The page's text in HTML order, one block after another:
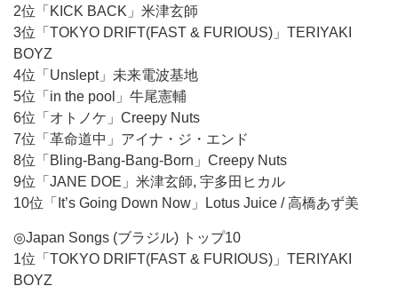
2位「KICK BACK」米津玄師
3位「TOKYO DRIFT(FAST & FURIOUS)」TERIYAKI
BOYZ
4位「Unslept」未来電波基地
5位「in the pool」牛尾憲輔
6位「オトノケ」Creepy Nuts
7位「革命道中」アイナ・ジ・エンド
8位「Bling-Bang-Bang-Born」Creepy Nuts
9位「JANE DOE」米津玄師, 宇多田ヒカル
10位「It’s Going Down Now」Lotus Juice / 高橋あず美
◎Japan Songs (ブラジル) トップ10
1位「TOKYO DRIFT(FAST & FURIOUS)」TERIYAKI
BOYZ